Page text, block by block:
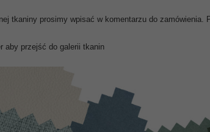
tkaniny prosimy wpisać w komentarzu do zamówienia.
aby przejść do galerii tkanin